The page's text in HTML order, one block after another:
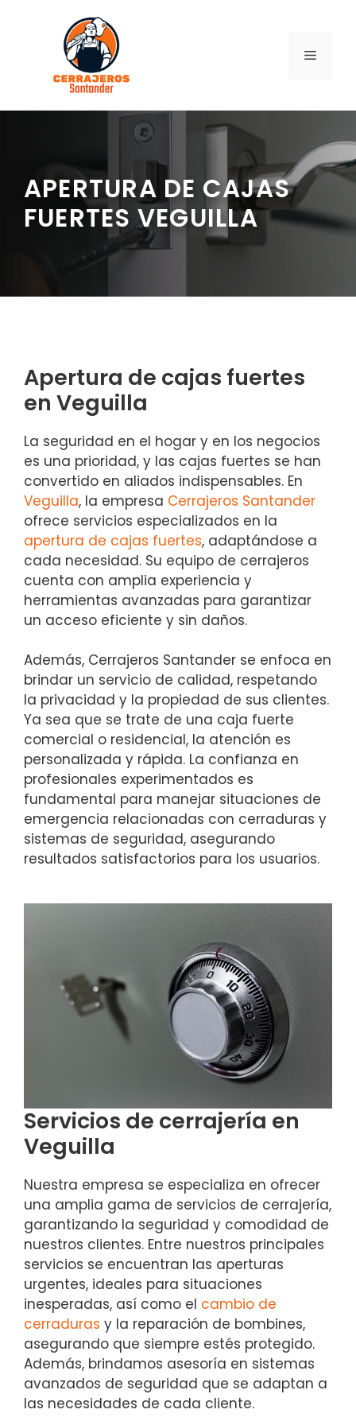
contenido
MENÚ
APERTURA DE CAJAS
FUERTES VEGUILLA
Apertura de cajas fuertes
en Veguilla
La seguridad en el hogar y en los negocios
es una prioridad, y las cajas fuertes se han
convertido en aliados indispensables. En
Veguilla, la empresa Cerrajeros Santander
ofrece servicios especializados en la
apertura de cajas fuertes, adaptándose a
cada necesidad. Su equipo de cerrajeros
cuenta con amplia experiencia y
herramientas avanzadas para garantizar
un acceso eficiente y sin daños.
Además, Cerrajeros Santander se enfoca en
brindar un servicio de calidad, respetando
la privacidad y la propiedad de sus clientes.
Ya sea que se trate de una caja fuerte
comercial o residencial, la atención es
personalizada y rápida. La confianza en
profesionales experimentados es
fundamental para manejar situaciones de
emergencia relacionadas con cerraduras y
sistemas de seguridad, asegurando
resultados satisfactorios para los usuarios.
Servicios de cerrajería en
Veguilla
Nuestra empresa se especializa en ofrecer
una amplia gama de servicios de cerrajería,
garantizando la seguridad y comodidad de
nuestros clientes. Entre nuestros principales
servicios se encuentran las aperturas
urgentes, ideales para situaciones
inesperadas, así como el cambio de
cerraduras y la reparación de bombines,
asegurando que siempre estés protegido.
Además, brindamos asesoría en sistemas
avanzados de seguridad que se adaptan a
las necesidades de cada cliente.